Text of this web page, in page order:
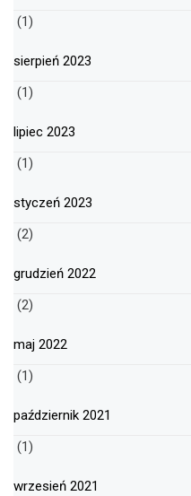
(1)
sierpień 2023
(1)
lipiec 2023
(1)
styczeń 2023
(2)
grudzień 2022
(2)
maj 2022
(1)
październik 2021
(1)
wrzesień 2021